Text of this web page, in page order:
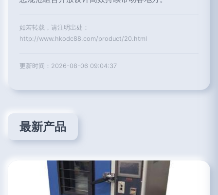
如若转载，请注明出处：
http://www.hkodc88.com/product/20.html
更新时间：2026-08-06 09:04:37
最新产品